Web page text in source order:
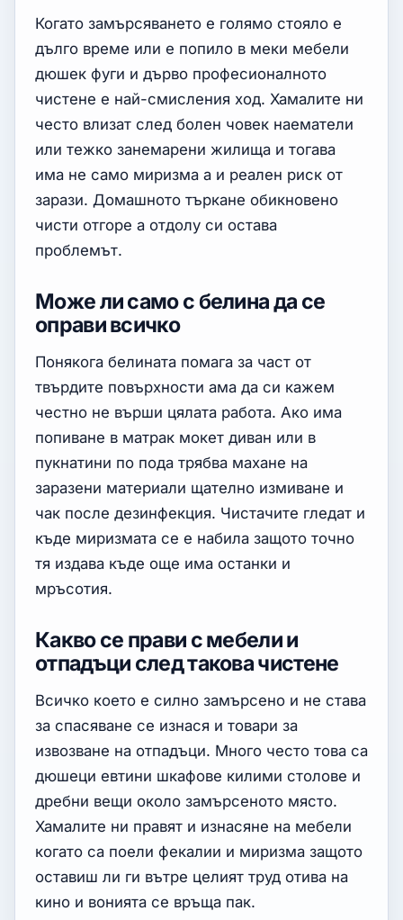
Когато замърсяването е голямо стояло е
дълго време или е попило в меки мебели
дюшек фуги и дърво професионалното
чистене е най-смисления ход. Хамалите ни
често влизат след болен човек наематели
или тежко занемарени жилища и тогава
има не само миризма а и реален риск от
зарази. Домашното търкане обикновено
чисти отгоре а отдолу си остава
проблемът.
Може ли само с белина да се
оправи всичко
Понякога белината помага за част от
твърдите повърхности ама да си кажем
честно не върши цялата работа. Ако има
попиване в матрак мокет диван или в
пукнатини по пода трябва махане на
заразени материали щателно измиване и
чак после дезинфекция. Чистачите гледат и
къде миризмата се е набила защото точно
тя издава къде още има останки и
мръсотия.
Какво се прави с мебели и
отпадъци след такова чистене
Всичко което е силно замърсено и не става
за спасяване се изнася и товари за
извозване на отпадъци. Много често това са
дюшеци евтини шкафове килими столове и
дребни вещи около замърсеното място.
Хамалите ни правят и изнасяне на мебели
когато са поели фекалии и миризма защото
оставиш ли ги вътре целият труд отива на
кино и вонията се връща пак.